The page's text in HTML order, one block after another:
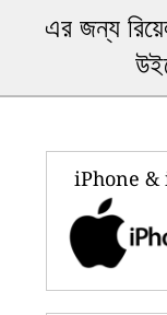
এর জন্য
iPhone &